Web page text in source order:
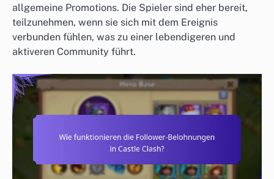
allgemeine Promotions. Die Spieler sind eher bereit,
teilzunehmen, wenn sie sich mit dem Ereignis
verbunden fühlen, was zu einer lebendigeren und
aktiveren Community führt.